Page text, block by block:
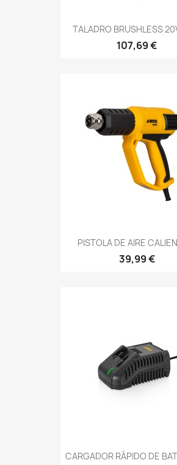
TALADRO BRUSHLESS
107,69 €
PISTOLA DE AIRE
39,99 €
CARGADOR RÁPIDO DE